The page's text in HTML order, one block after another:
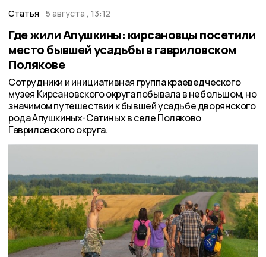
Статья 5 августа , 13:12
Где жили Апушкины: кирсановцы посетили
место бывшей усадьбы в гавриловском
Полякове
Сотрудники и инициативная группа краеведческого
музея Кирсановского округа побывала в небольшом, но
значимом путешествии к бывшей усадьбе дворянского
рода Апушкиных-Сатиных в селе Поляково
Гавриловского округа.